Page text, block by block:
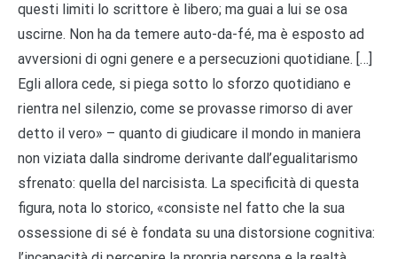
questi limiti lo scrittore è libero; ma guai a lui se osa
uscirne. Non ha da temere auto-da-fé, ma è esposto ad
avversioni di ogni genere e a persecuzioni quotidiane. […]
Egli allora cede, si piega sotto lo sforzo quotidiano e
rientra nel silenzio, come se provasse rimorso di aver
detto il vero» – quanto di giudicare il mondo in maniera
non viziata dalla sindrome derivante dall’egualitarismo
sfrenato: quella del narcisista. La specificità di questa
figura, nota lo storico, «consiste nel fatto che la sua
ossessione di sé è fondata su una distorsione cognitiva: